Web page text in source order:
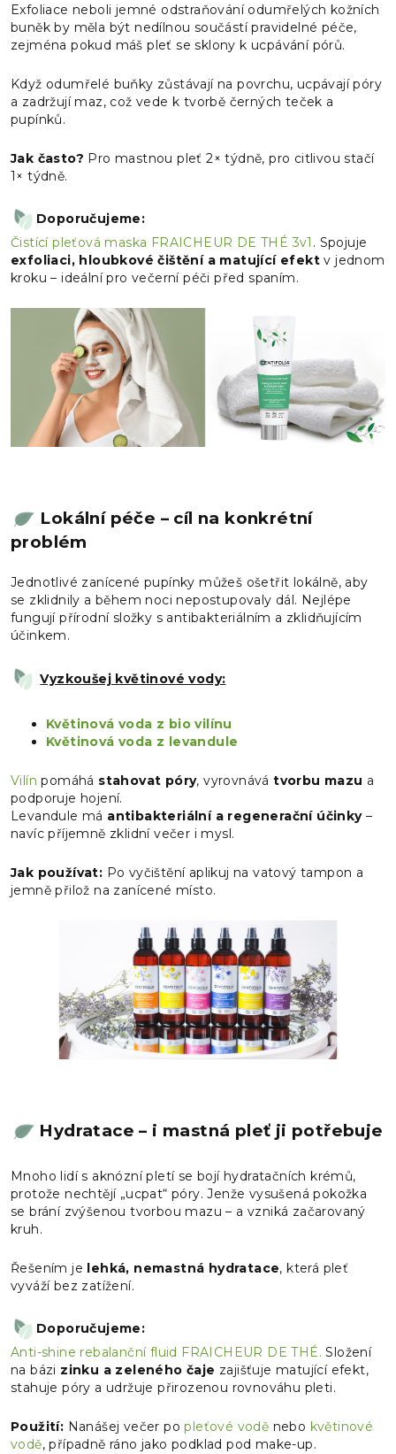
Exfoliace neboli jemné odstraňování odumřelých kožních
buněk by měla být nedílnou součástí pravidelné péče,
zejména pokud máš pleť se sklony k ucpávání pórů.
Když odumřelé buňky zůstávají na povrchu, ucpávají póry
a zadržují maz, což vede k tvorbě černých teček a
pupínků.
Jak často? Pro mastnou pleť 2× týdně, pro citlivou stačí
1× týdně.
Doporučujeme:
Čistící pleťová maska FRAICHEUR DE THÉ 3v1 . Spojuje
exfoliaci, hloubkové čištění a matující efekt v jednom
kroku – ideální pro večerní péči před spaním.
Lokální péče – cíl na konkrétní
problém
Jednotlivé zanícené pupínky můžeš ošetřit lokálně, aby
se zklidnily a během noci nepostupovaly dál. Nejlépe
fungují přírodní složky s antibakteriálním a zklidňujícím
účinkem.
Vyzkoušej květinové vody:
Květinová voda z bio vilínu
Květinová voda z levandule
Vilín pomáhá stahovat póry, vyrovnávátvorbu mazu a
podporuje hojení.
Levandule má antibakteriální a regenerační účinky–
navíc příjemně zklidní večer i mysl.
Jak používat: Po vyčištění aplikuj na vatový tampon a
jemně přilož na zanícené místo.
Hydratace – i mastná pleť ji potřebuje
Mnoho lidí s aknózní pletí se bojí hydratačních krémů,
protože nechtějí „ucpat“ póry. Jenže vysušená pokožka
se brání zvýšenou tvorbou mazu – a vzniká začarovaný
kruh.
Řešením je lehká, nemastná hydratace, která pleť
vyváží bez zatížení.
Doporučujeme:
Anti-shine rebalanční fluid FRAICHEUR DE THÉ.Složení
na bázi zinku a zeleného čaje zajišťuje matující efekt,
stahuje póry a udržuje přirozenou rovnováhu pleti.
Použití: Nanášej večer popleťové vodě nebo květinové
vodě, případně ráno jako podklad pod make-up.